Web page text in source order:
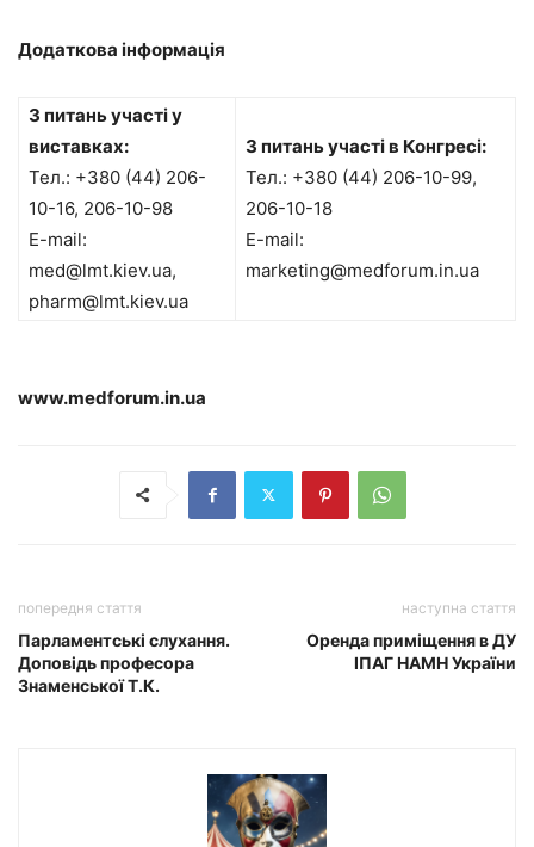
Додаткова інформація
З питань участі у
виставках:
Тел.: +380 (44) 206-
10-16, 206-10-98
E-mail:
med@lmt.kiev.ua,
pharm@lmt.kiev.ua
З питань участі в Конгресі:
Тел.: +380 (44) 206-10-99,
206-10-18
E-mail:
marketing@medforum.in.ua
www.medforum.in.ua
попередня стаття
Парламентські слухання.
Доповідь професора
Знаменської Т.К.
наступна стаття
Оренда приміщення в ДУ
ІПАГ НАМН України